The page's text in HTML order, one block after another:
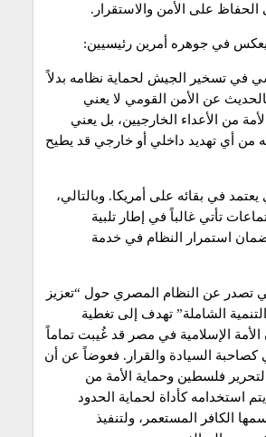
الحفاظ على الأمن والاستقرار.
يعكس في جوهره أمرين رئيسيين:
في تسخير الجيش لحماية نظامه بدلاً
عن الأمن القومي لا يعني
من الأعداء الخارجيين، بل يعني
من أي تهديد داخلي أو خارجي قد يطيح
في بقائه على أمريكا. وبالتالي،
تأتي غالباً في إطار تلبية
استمرار النظام في خدمة
تصدر عن النظام المصري حول “تعزيز
الشاملة” تهدف إلى تغطية
الأمة الإسلامية في مصر قد غُيبت تماماً
كصاحبة السيادة والقرار. فعوضاً عن أن
فلسطين وحماية الأمة من
يتم استخدامه كأداة لحماية الحدود
الكافر المستعمر، ولتنفيذ